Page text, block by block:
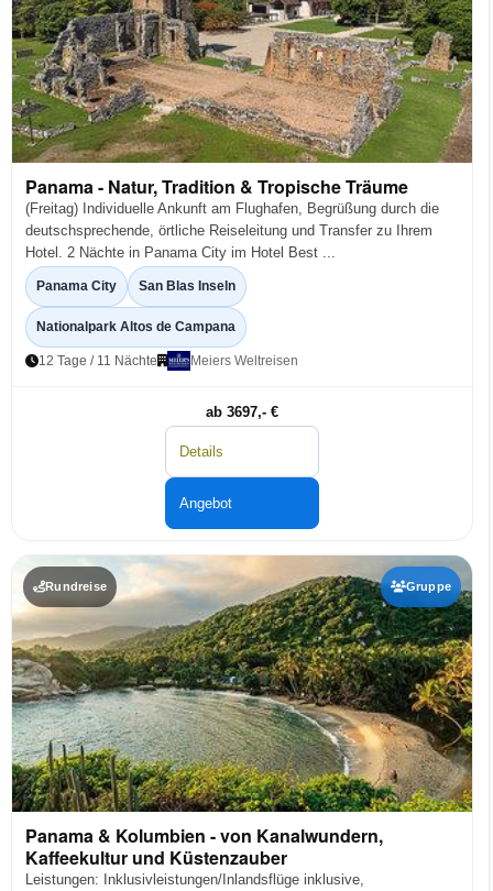
Panama - Natur, Tradition & Tropische Träume
(Freitag) Individuelle Ankunft am Flughafen, Begrüßung durch die
deutschsprechende, örtliche Reiseleitung und Transfer zu Ihrem
Hotel. 2 Nächte in Panama City im Hotel Best ...
Panama City San Blas Inseln
Nationalpark Altos de Campana
12 Tage / 11 Nächte Meiers Weltreisen
ab 3697,- €
Details
Angebot
Rundreise Gruppe
Panama & Kolumbien - von Kanalwundern,
Kaffeekultur und Küstenzauber
Leistungen: Inklusivleistungen/Inlandsflüge inklusive,